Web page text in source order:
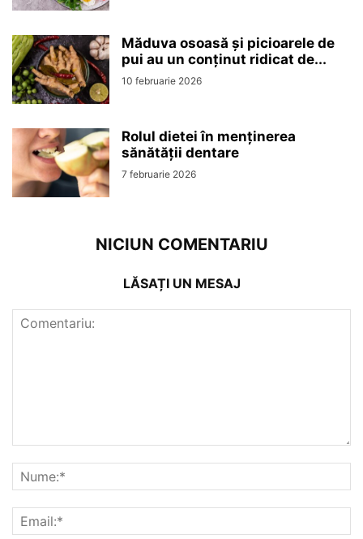
Măduva osoasă și picioarele de
pui au un conținut ridicat de...
10 februarie 2026
Rolul dietei în menținerea
sănătății dentare
7 februarie 2026
NICIUN COMENTARIU
LĂSAȚI UN MESAJ